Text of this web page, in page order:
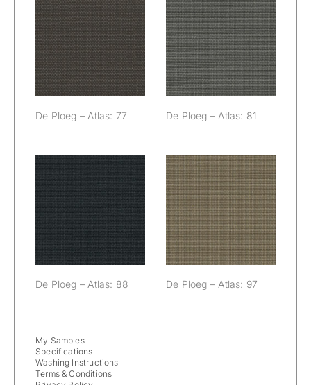
De Ploeg –
Atlas: 77
De Ploeg – Atlas: 77
De Ploeg –
Atlas: 81
De Ploeg – Atlas: 81
De Ploeg –
Atlas: 88
De Ploeg – Atlas: 88
De Ploeg –
Atlas: 97
De Ploeg – Atlas: 97
My Samples
Specifications
Washing Instructions
Terms & Conditions